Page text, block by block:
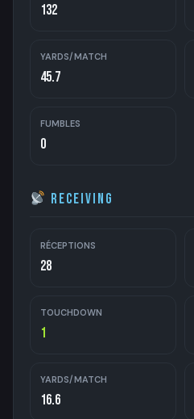
132
YARDS/MATCH
45.7
FUMBLES
0
Receiving
RÉCEPTIONS
28
TOUCHDOWN
1
YARDS/MATCH
16.6